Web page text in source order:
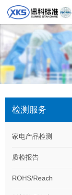
检测服务
家电产品检测
质检报告
ROHS/Reach